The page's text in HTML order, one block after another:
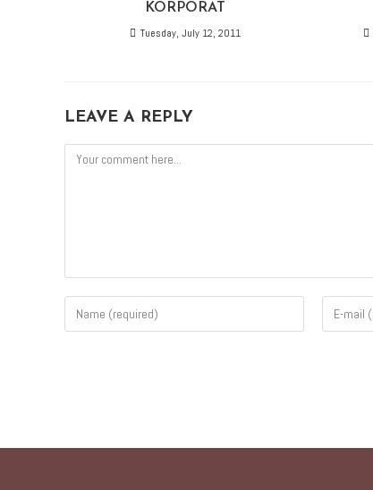
KORPORAT
Tuesday, July 12, 2011
LEAVE A REPLY